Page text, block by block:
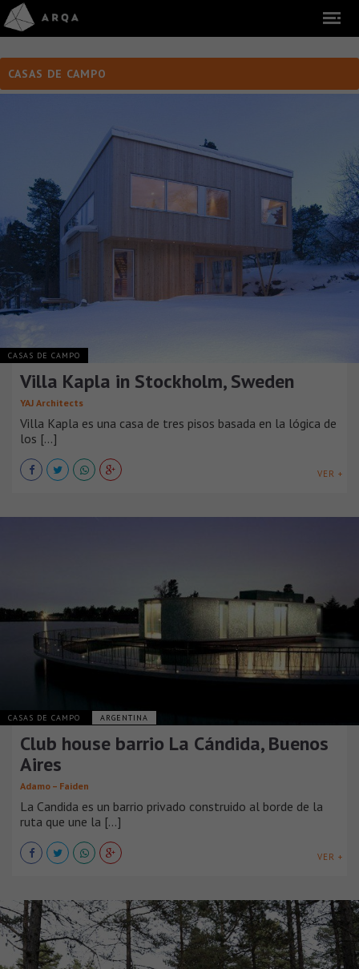
CASAS DE CAMPO
CASAS DE CAMPO
Villa Kapla in Stockholm, Sweden
YAJ Architects
Villa Kapla es una casa de tres pisos basada en la lógica de
los [...]
VER +
CASAS DE CAMPO ARGENTINA
Club house barrio La Cándida, Buenos
Aires
Adamo – Faiden
La Candida es un barrio privado construido al borde de la
ruta que une la [...]
VER +